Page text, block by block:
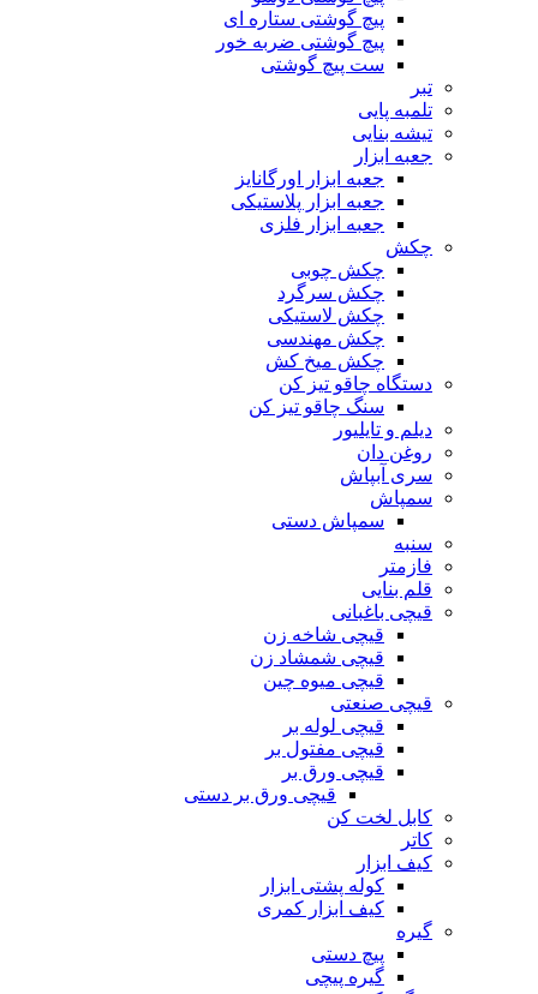
پیچ گوشتی ستاره‌ ای
پیچ گوشتی ضربه خور
ست پیچ گوشتی
تبر
تلمبه پایی
تیشه بنایی
جعبه ابزار
جعبه ابزار اورگانایز
جعبه ابزار پلاستیکی
جعبه ابزار فلزی
چکش
چکش چوبی
چکش سرگرد
چکش لاستیکی
چکش مهندسی
چکش میخ کش
دستگاه چاقو تیز کن
سنگ چاقو تیز کن
دیلم و تایلیور
روغن دان
سری آبپاش
سمپاش
سمپاش دستی
سنبه
فازمتر
قلم بنایی
قیچی باغبانی
قیچی شاخه زن
قیچی شمشاد زن
قیچی میوه چین
قیچی صنعتی
قیچی لوله بر
قیچی مفتول بر
قیچی ورق بر
قیچی ورق بر دستی
کابل لخت کن
کاتر
کیف ابزار
کوله پشتی ابزار
کیف ابزار کمری
گیره
پیچ دستی
گیره پیچی